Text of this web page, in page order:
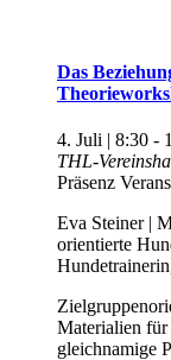
Das
4. Juli | 8:30 -
THL-
Präsenz
Eva Steiner |
orientierte
Materialien für
gleichnamige